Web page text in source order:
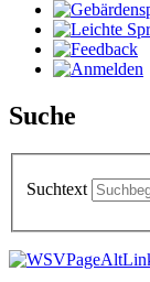
Suche
Suchtext